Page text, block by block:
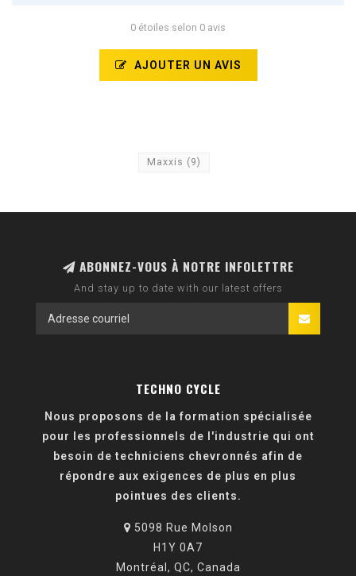
0 étoiles selon 0 avis
AJOUTER UN AVIS
Maxxis (9)
ABONNEZ-VOUS À NOTRE INFOLETTRE
And stay up to date with our latest offers
TECHNO CYCLE
Nous proposons de la formation spécialisée
pour les professionnels de l'industrie qui ont
besoin de techniciens chevronnés afin de
répondre aux exigences de plus en plus
pointues des clients.
5098 Rue Molson
H1Y 0A7
Montréal, QC, Canada